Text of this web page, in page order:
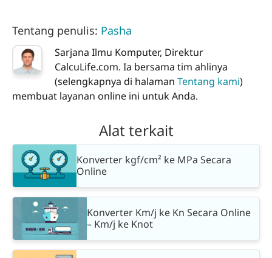
Tentang penulis: Pasha
Sarjana Ilmu Komputer, Direktur
CalcuLife.com. Ia bersama tim ahlinya
(selengkapnya di halaman Tentang kami)
membuat layanan online ini untuk Anda.
Alat terkait
Konverter kgf/cm² ke MPa Secara
Online
Konverter Km/j ke Kn Secara Online
– Km/j ke Knot